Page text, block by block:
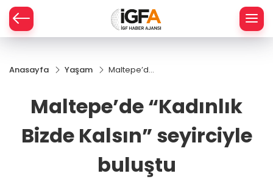
Anasayfa Yaşam
Maltepe’de
Kalsın”
buluştu
Maltepe’de “Kadınlık
Bizde Kalsın” seyirciyle
buluştu